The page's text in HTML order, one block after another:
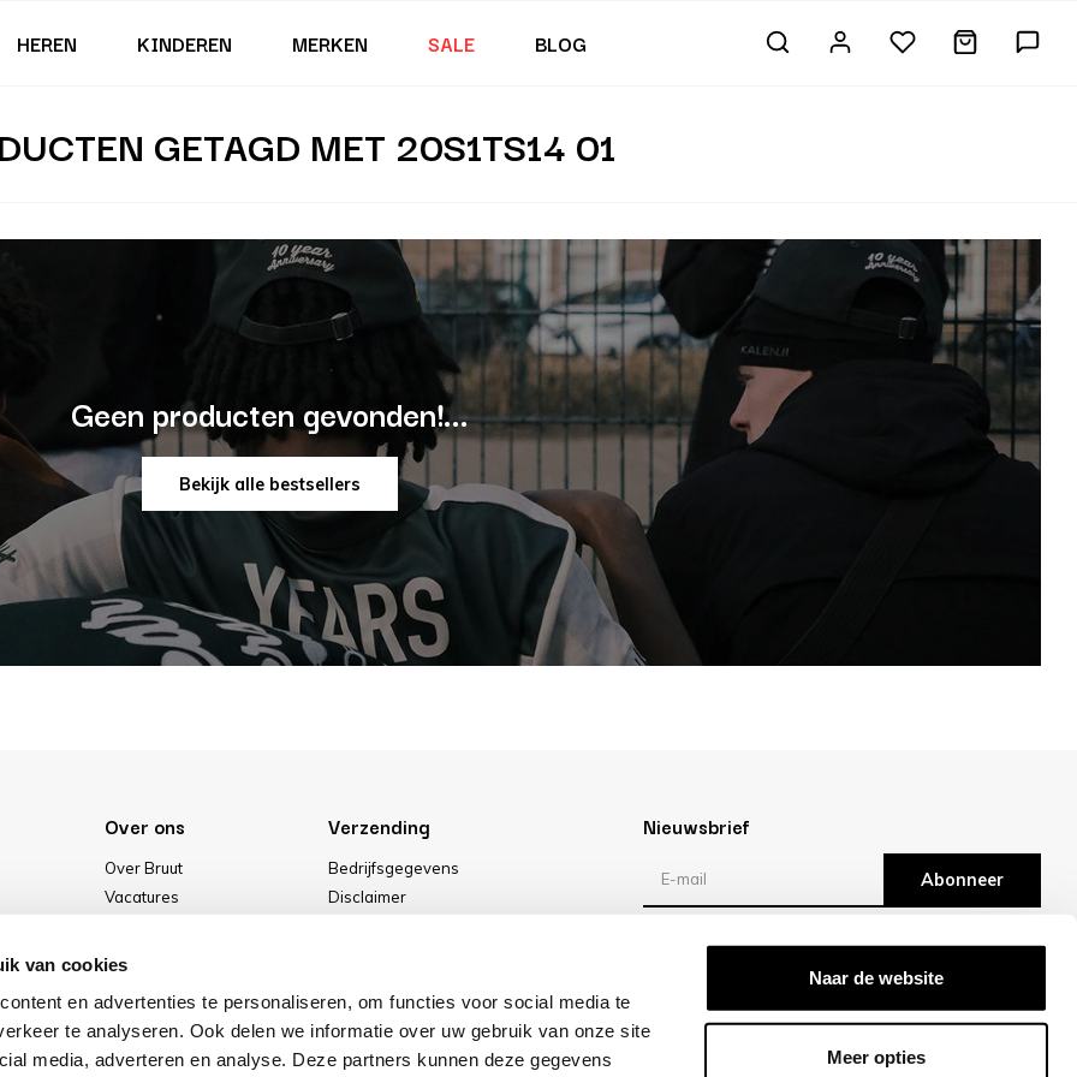
van cookies
en advertenties te personaliseren, om functies voor social media te
te analyseren. Ook delen we informatie over uw gebruik van onze site
media, adverteren en analyse. Deze partners kunnen deze gegevens
Naar de website
Meer opties
HEREN KINDEREN MERKEN SALE BLOG
GETAGD MET 20S1TS14 01
Geen producten gevonden!...
Bekijk alle bestsellers
Over ons
Over Bruut
Vacatures
Onze winkel
Verzending
Bedrijfsgegevens
Disclaimer
Nieuwsbrief
Abonneer
Reviews
/10 -klantbeoordelingen